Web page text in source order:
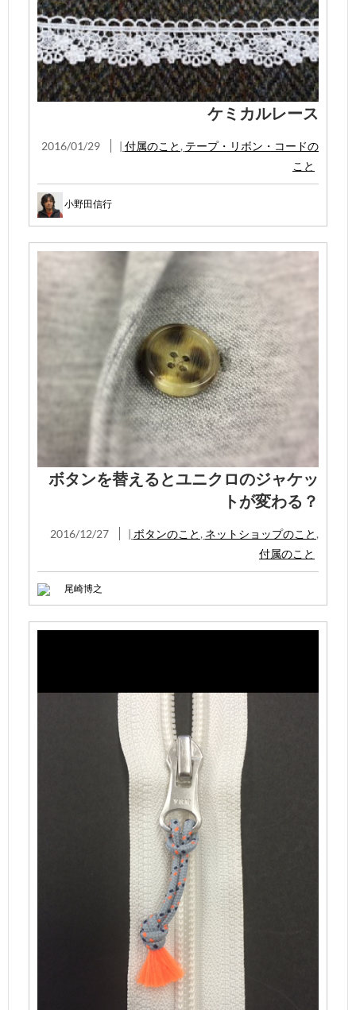
ケミカルレース
2016/01/29 | 付属のこと , テープ・リボン・コードの
こと
小野田信行
ボタンを替えるとユニクロのジャケッ
トが変わる？
2016/12/27 | ボタンのこと , ネットショップのこと ,
付属のこと
尾崎博之